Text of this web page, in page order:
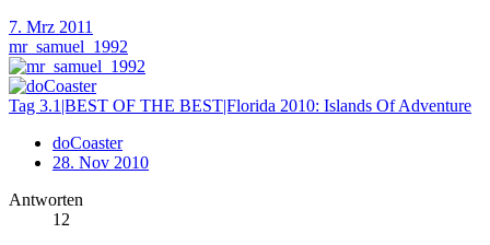
7. Mrz 2011
mr_samuel_1992
Tag 3.1|BEST OF THE BEST|Florida 2010: Islands Of Adventure
doCoaster
28. Nov 2010
Antworten
12